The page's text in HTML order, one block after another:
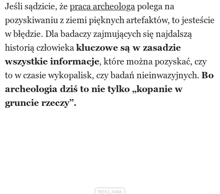
Jeśli sądzicie, że praca archeologapolega na
pozyskiwaniu z ziemi pięknych artefaktów, to jesteście
w błędzie. Dla badaczy zajmujących się najdalszą
historią człowiekakluczowe są w zasadzie
wszystkie informacje, które można pozyskać, czy
to w czasie wykopalisk, czy badań nieinwazyjnych. Bo
archeologia dziś to nie tylko „kopanie w
gruncie rzeczy”.